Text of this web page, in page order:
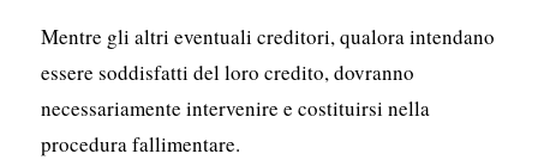
Mentre gli altri eventuali creditori, qualora intendano
essere soddisfatti del loro credito, dovranno
necessariamente intervenire e costituirsi nella
procedura fallimentare.